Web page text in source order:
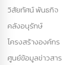
วิสัยทัศน์ พันธกิจ
คลังอนุรักษ์
โครงสร้างองค์กร
ศูนย์ข้อมูลข่าวสาร